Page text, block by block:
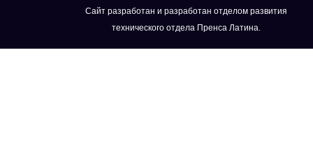
Сайт разработан и разработан отделом развития
технического отдела Пренса Латина.